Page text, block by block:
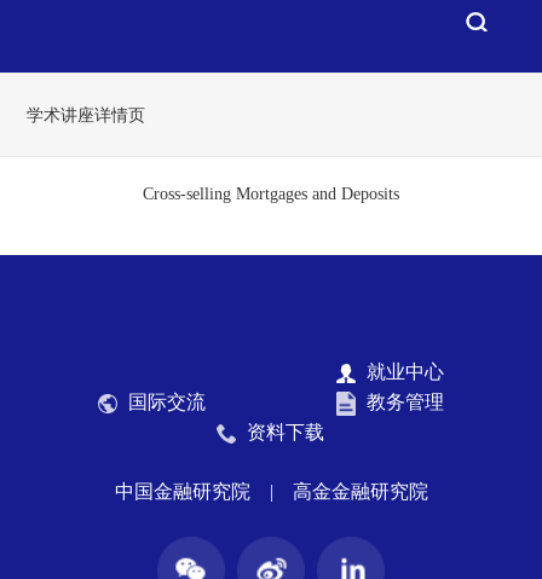
学术讲座详情页
Cross-selling Mortgages and Deposits
就业中心
国际交流
教务管理
资料下载
中国金融研究院 | 高金金融研究院